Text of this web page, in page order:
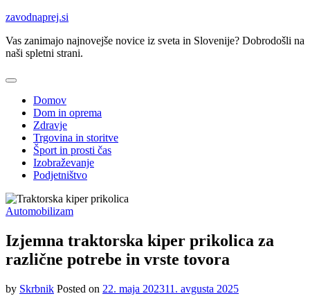
Skip
content
zavodnaprej.si
Vas zanimajo najnovejše novice iz sveta in Slovenije? Dobrodošli na
naši spletni strani.
Domov
Dom in oprema
Zdravje
Trgovina in storitve
Šport in prosti čas
Izobraževanje
Podjetništvo
Automobilizam
Izjemna traktorska kiper prikolica za
različne potrebe in vrste tovora
by Skrbnik Posted on 22. maja 202311. avgusta 2025